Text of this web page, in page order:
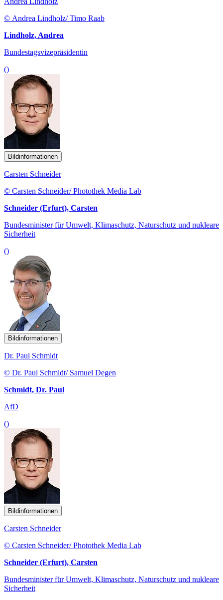
© Andrea Lindholz/ Timo Raab
Lindholz, Andrea
Bundestagsvizepräsidentin
()
Bildinformationen
Carsten Schneider
© Carsten Schneider/ Photothek Media Lab
Schneider (Erfurt), Carsten
Bundesminister für Umwelt, Klimaschutz, Naturschutz und nukleare
Sicherheit
()
Bildinformationen
Dr. Paul Schmidt
© Dr. Paul Schmidt/ Samuel Degen
Schmidt, Dr. Paul
AfD
()
Bildinformationen
Carsten Schneider
© Carsten Schneider/ Photothek Media Lab
Schneider (Erfurt), Carsten
Bundesminister für Umwelt, Klimaschutz, Naturschutz und nukleare
Sicherheit